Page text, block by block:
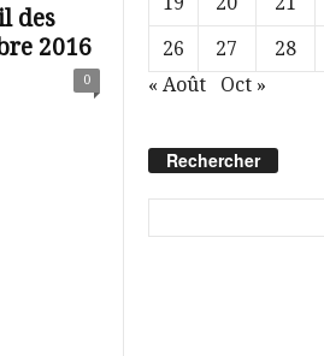
des
2016
0
26
27 28
« Août
Oct »
Rechercher